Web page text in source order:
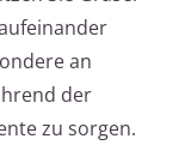
an
der
zu sorgen.